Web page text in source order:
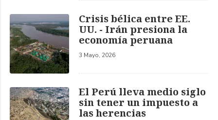
Crisis bélica entre EE.
UU. - Irán presiona la
economía peruana
3 Mayo, 2026
El Perú lleva medio siglo
sin tener un impuesto a
las herencias